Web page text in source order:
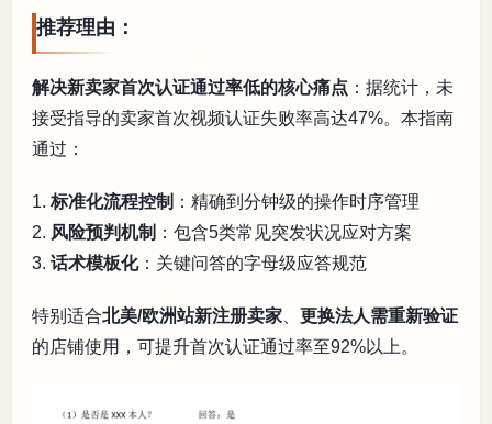
推荐理由：
解决新卖家首次认证通过率低的核心痛点 ：据统计，未
接受指导的卖家首次视频认证失败率高达47%。本指南
通过：
1. 标准化流程控制 ：精确到分钟级的操作时序管理
2. 风险预判机制 ：包含5类常见突发状况应对方案
3. 话术模板化：关键问答的字母级应答规范
特别适合北美/欧洲站新注册卖家
更换法人需重新验证
的店铺使用，可提升首次认证通过率至92%以上。